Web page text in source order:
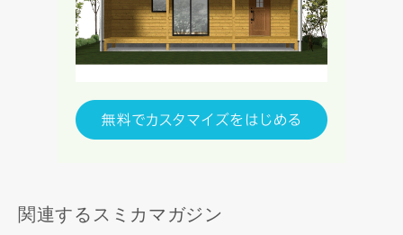
関連するスミカマガジン